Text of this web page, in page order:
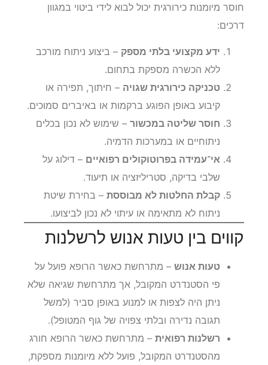
חוסר מיומנות כירורגית יכול לבוא לידי ביטוי במגוון
דרכים:
ידע מקצועי בלתי מספק – ביצוע ניתוח מורכב
ללא הכשרה מספקת בתחום.
טכניקה כירורגית שגויה – חיתוך, תפירה או
קיבוע באופן הפוגע ברקמות או באיברים סמוכים.
חוסר שליטה במכשור – שימוש לא נכון בכלים
ניתוחיים או במערכות הדמיה.
אי־עמידה בפרוטוקולים רפואיים – דילוג על
שלבי בדיקה, סטריליזציה או תיעוד.
קבלת החלטות לא מבוססת – בחירת שיטת
ניתוח לא מתאימה או עיתוי לא נכון לביצועו.
קווים בין טעות אנוש לרשלנות
טעות אנוש – מתרחשת כאשר הרופא פועל על
פי הסטנדרט המקובל, אך מתרחשת שגיאה שלא
ניתן היה לצפות או למנוע באופן סביר (למשל
תגובה נדירה ובלתי צפויה של גוף המטופל).
רשלנות רפואית – מתרחשת כאשר הרופא חורג
מהסטנדרט המקובל, פועל ללא מיומנות מספקת,